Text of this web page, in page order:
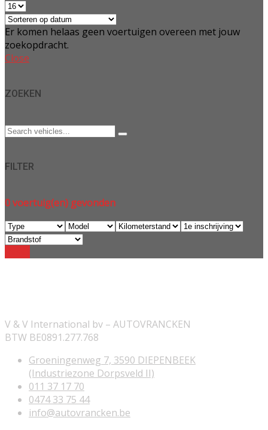
Er komen helaas geen voertuigen overeen met jouw
zoekopdracht.
Close
ZOEKEN
FILTER
0voertuig(en) gevonden
V & V International bv – AUTOVRANCKEN
BTW BE0891.277.768
Groeningenweg 7, 3590 DIEPENBEEK
(Industriezone Dorpsveld II)
011 37 17 70
0474 33 75 44
info@autovrancken.be